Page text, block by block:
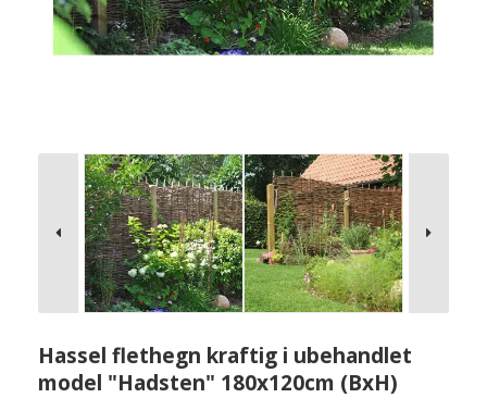
Hassel flethegn kraftig i ubehandlet
model "Hadsten" 180x120cm (BxH)